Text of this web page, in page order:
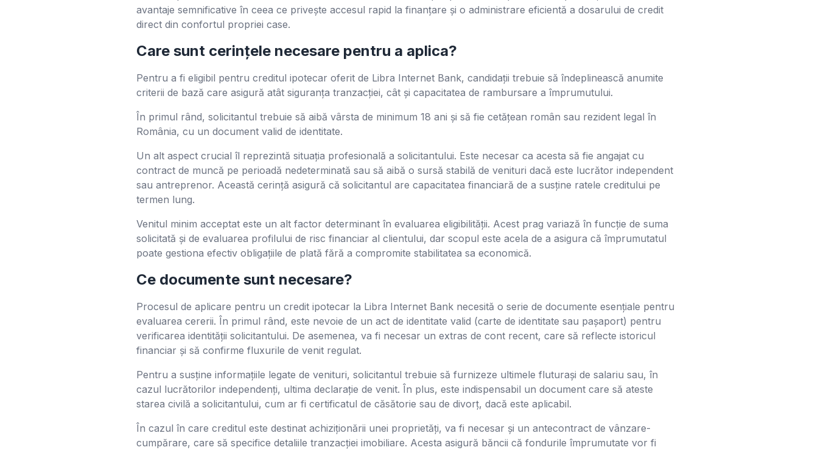
avantaje semnificative în ceea ce privește accesul rapid la finanțare și o administrare eficientă a dosarului de credit
direct din confortul propriei case.
Care sunt cerințele necesare pentru a aplica?
Pentru a fi eligibil pentru creditul ipotecar oferit de Libra Internet Bank, candidații trebuie să îndeplinească anumite
criterii de bază care asigură atât siguranța tranzacției, cât și capacitatea de rambursare a împrumutului.
În primul rând, solicitantul trebuie să aibă vârsta de minimum 18 ani și să fie cetățean român sau rezident legal în
România, cu un document valid de identitate.
Un alt aspect crucial îl reprezintă situația profesională a solicitantului. Este necesar ca acesta să fie angajat cu
contract de muncă pe perioadă nedeterminată sau să aibă o sursă stabilă de venituri dacă este lucrător independent
sau antreprenor. Această cerință asigură că solicitantul are capacitatea financiară de a susține ratele creditului pe
termen lung.
Venitul minim acceptat este un alt factor determinant în evaluarea eligibilității. Acest prag variază în funcție de suma
solicitată și de evaluarea profilului de risc financiar al clientului, dar scopul este acela de a asigura că împrumutatul
poate gestiona efectiv obligațiile de plată fără a compromite stabilitatea sa economică.
Ce documente sunt necesare?
Procesul de aplicare pentru un credit ipotecar la Libra Internet Bank necesită o serie de documente esențiale pentru
evaluarea cererii. În primul rând, este nevoie de un act de identitate valid (carte de identitate sau pașaport) pentru
verificarea identității solicitantului. De asemenea, va fi necesar un extras de cont recent, care să reflecte istoricul
financiar și să confirme fluxurile de venit regulat.
Pentru a susține informațiile legate de venituri, solicitantul trebuie să furnizeze ultimele fluturași de salariu sau, în
cazul lucrătorilor independenți, ultima declarație de venit. În plus, este indispensabil un document care să ateste
starea civilă a solicitantului, cum ar fi certificatul de căsătorie sau de divorț, dacă este aplicabil.
În cazul în care creditul este destinat achiziționării unei proprietăți, va fi necesar și un antecontract de vânzare-
cumpărare, care să specifice detaliile tranzacției imobiliare. Acesta asigură băncii că fondurile împrumutate vor fi